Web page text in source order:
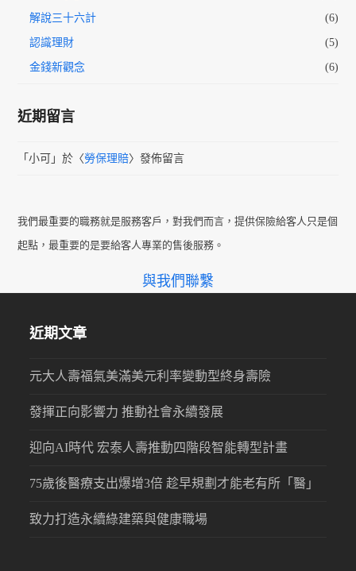
解說三十六計 (6)
認識理財 (5)
金錢新觀念 (6)
近期留言
「小可 」於〈勞保理賠〉發佈留言
我們最重要的職務就是服務客戶，對我們而言，提供保險給客人只是個
起點，最重要的是要給客人專業的售後服務。
與我們聯繫
近期文章
元大人壽福氣美滿美元利率變動型終身壽險
發揮正向影響力 推動社會永續發展
迎向AI時代 宏泰人壽推動四階段智能轉型計畫
75歲後醫療支出爆增3倍 趁早規劃才能老有所「醫」
致力打造永續綠建築與健康職場